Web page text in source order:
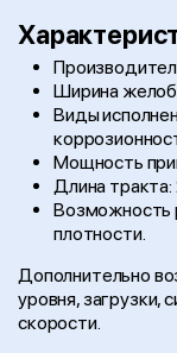
Ширина
Виды
Мощность
Длина
Возможность
плотности.
Дополнительно
уровня, загрузки,
скорости.